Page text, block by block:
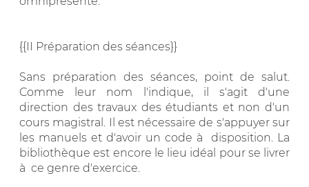
{{II Préparation des séances}}
Sans préparation des séances, point de salut.
Comme leur nom l'indique, il s'agit d'une
direction des travaux des étudiants et non d'un
cours magistral. Il est nécessaire de s'appuyer sur
les manuels et d'avoir un code à disposition. La
bibliothèque est encore le lieu idéal pour se livrer
à ce genre d'exercice.